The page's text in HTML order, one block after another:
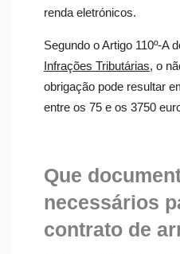
renda eletrónicos.
Segundo o Artigo 110º-A
Infrações Tributárias, o
obrigação pode resultar
entre os 75 e os 3750
Que
necessários
contrato de